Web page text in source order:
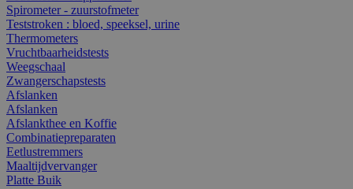
Spirometer - zuurstofmeter
Teststroken : bloed, speeksel, urine
Thermometers
Vruchtbaarheidstests
Weegschaal
Zwangerschapstests
Afslanken
Afslanken
Afslankthee en Koffie
Combinatiepreparaten
Eetlustremmers
Maaltijdvervanger
Platte Buik